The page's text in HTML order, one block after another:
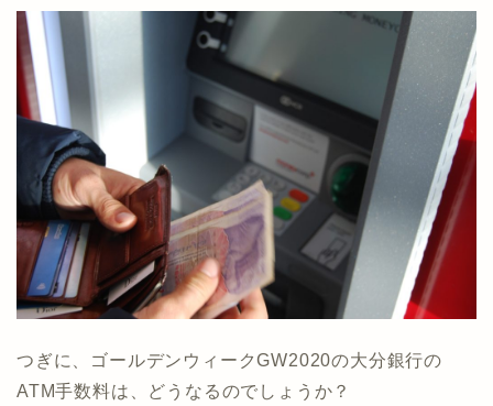
つぎに、ゴールデンウィークGW2020の大分銀行の
ATM手数料は、どうなるのでしょうか？